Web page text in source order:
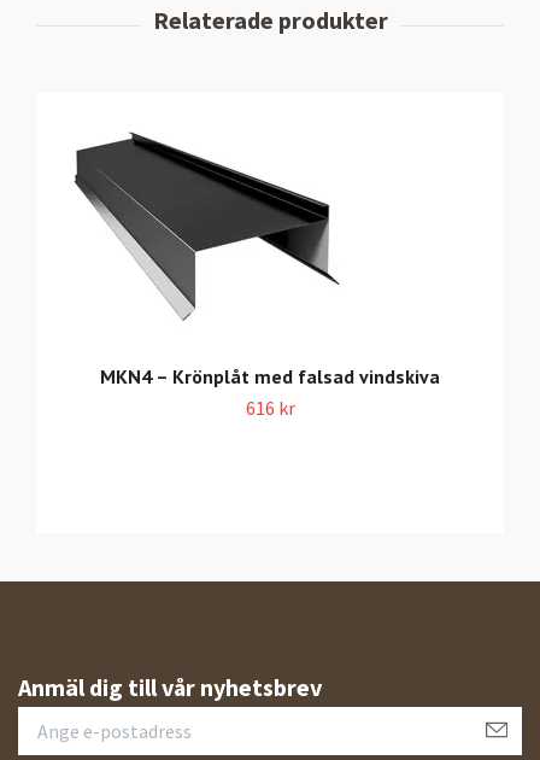
MKN4 – Krönplåt med falsad vindskiva
616 kr
Anmäl dig till vår nyhetsbrev